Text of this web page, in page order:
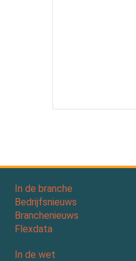
In de branche
Bedrijfsnieuws
Branchenieuws
Flexdata
In de wet